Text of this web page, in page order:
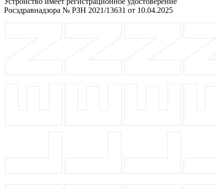
Росздравнадзора № РЗН 2021/13631 от 10.04.2025